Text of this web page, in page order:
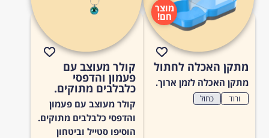
מוצר
חם!
מתקן האכלה לחתול
מתקן האכלה לזמן ארוך.
ורוד כחול
קולר מעוצב עם
פעמון והדפסי
כלבלבים מתוקים.
קולר מעוצב עם פעמון
והדפסי כלבלבים מתוקים.
הוסיפו סטייל וביטחון